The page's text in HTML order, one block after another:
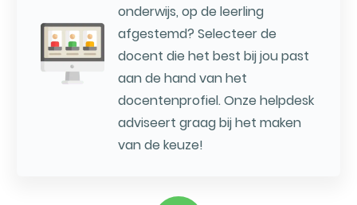
onderwijs, op de leerling
afgestemd? Selecteer de
docent die het best bij jou past
aan de hand van het
docentenprofiel. Onze helpdesk
adviseert graag bij het maken
van de keuze!